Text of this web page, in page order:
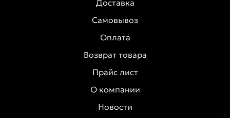
Доставка
Самовывоз
Оплата
Возврат товара
Прайс лист
О компании
Новости